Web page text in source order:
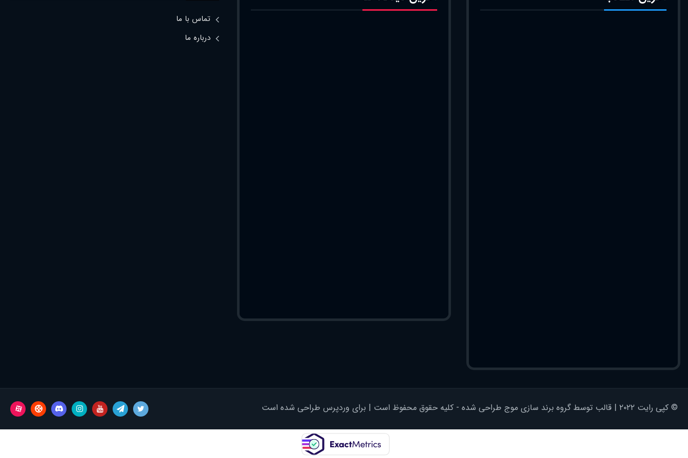
تماس با ما
درباره ما
© کپی رایت ۲۰۲۲ | قالب توسط گروه برند سازی موج طراحی شده - کلیه حقوق محفوظ است | برای وردپرس طراحی شده است